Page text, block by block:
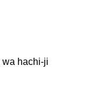
wa hachi-ji